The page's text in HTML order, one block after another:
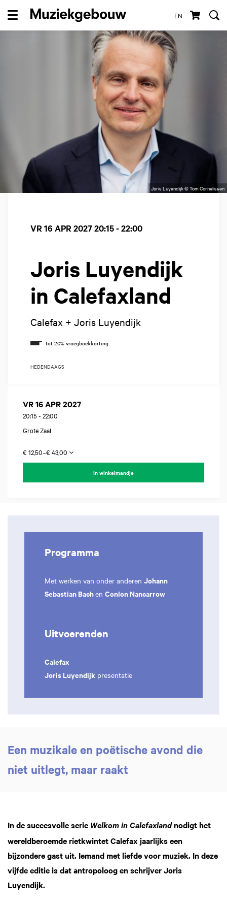
EN
Menu
Joris Luyendijk © Tom Cornelissen
Joris Luyendijk
in Calefaxland
Calefax + Joris Luyendijk
VR 16 APR 202720:15 - 22:00
HEDENDAAGS
VR 16 APR 2027
20:15 - 22:00
Grote Zaal
€ 12,50–€ 43,00
In winkelmandje
Programma
Met werken van onder anderen Johann
Sebastian Bachen Conlon Nancarrow
Uitvoerenden
Calefax
Joris Luyendijk presentatie
Een muzikale en poëtische avond die
niet uitlegt, maar raakt
In de succesvolle serie Welkom in Calefaxlandnodigt het
wereldberoemde rietkwintet Calefax jaarlijks een
bijzondere gast uit. Iemand met liefde voor muziek. In deze
vijfde editie is dat antropoloog en schrijver Joris
Luyendijk.